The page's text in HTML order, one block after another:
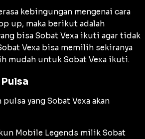
kebingungan mengenai cara
up, maka berikut adalah
bisa Sobat Vexa ikuti agar tidak
Vexa bisa memilih sekiranya
mudah untuk Sobat Vexa ikuti.
yang Sobat Vexa akan
Mobile Legends milik Sobat